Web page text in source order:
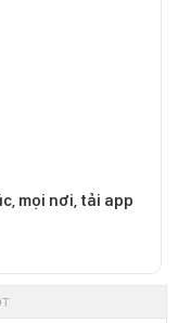
mọi nơi, tải app